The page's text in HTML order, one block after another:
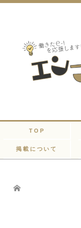
TOP
掲載について
Home